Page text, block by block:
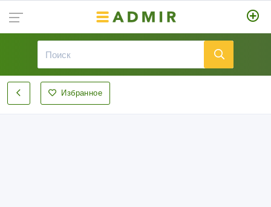
Избранное